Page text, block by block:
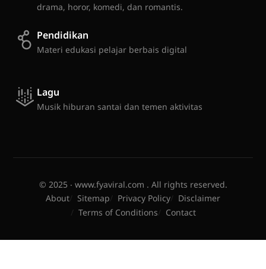
drama, horor, komedi, dan romantis.
Pendidikan
Materi edukasi pelajar berbais digital
Lagu
Musik hiburan santai dan temen aktivitas
© 2025 ‧ www.fyaviral.com . All rights reserved.
About
Sitemap Privacy Policy
Disclaimer
Terms of Conditions
Contact